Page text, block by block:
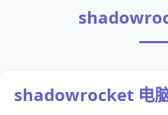
shadowrocket 电